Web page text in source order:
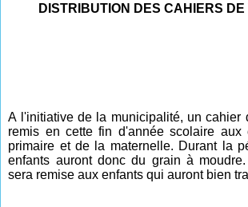
DISTRIBUTION DES CAHIERS
A l'initiative de la municipalité, un cahier
remis en cette fin d'année scolaire aux
primaire et de la maternelle. Durant la
enfants auront donc du grain à
sera remise aux enfants qui auront bien